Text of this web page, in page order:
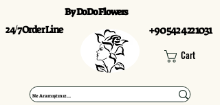
24/7 Order Line +90 542 422 1031
By DoDo Flowers
Cart